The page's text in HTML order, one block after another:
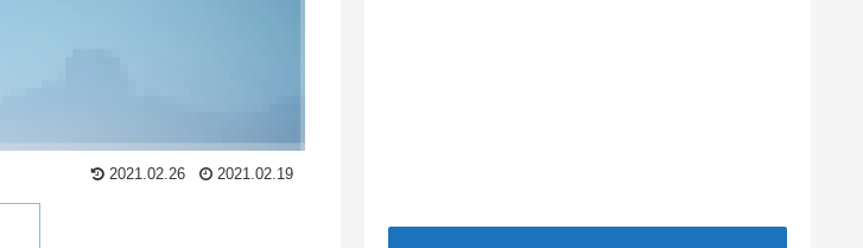
2021.02.26 2021.02.19